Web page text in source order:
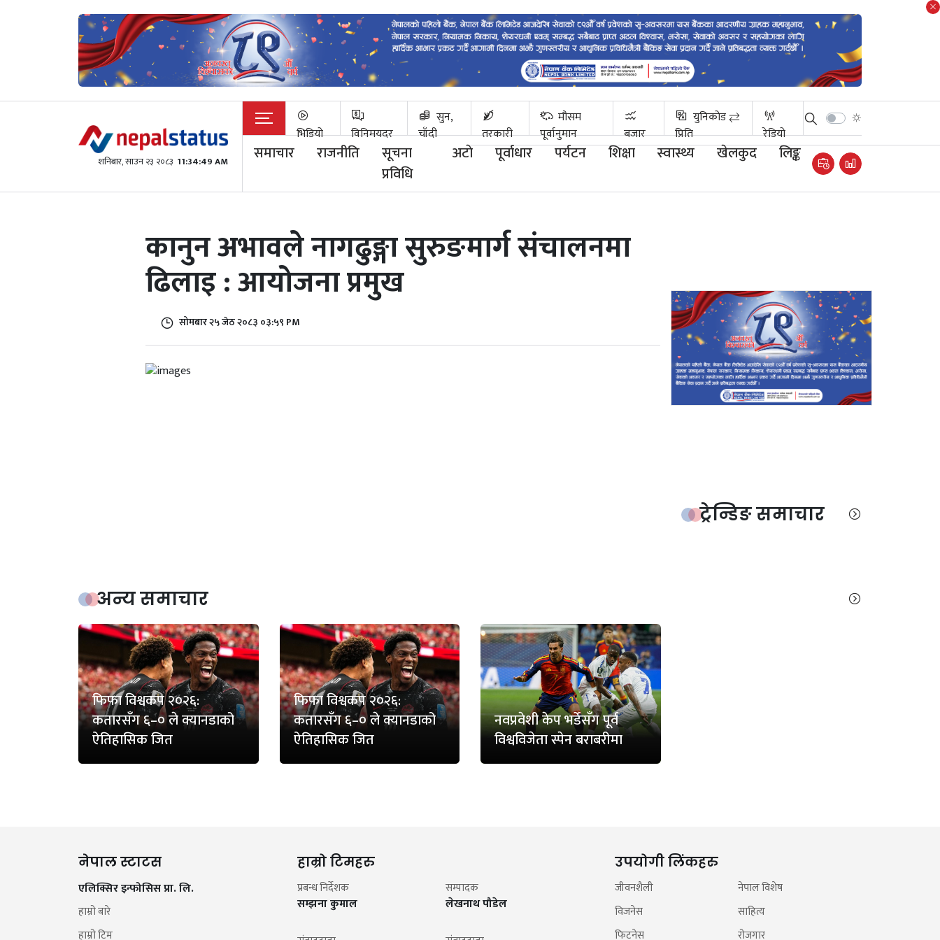
शनिबार, साउन २३ २०८३ 11:34:49 AM
भिडियो विनिमयदर
सुन,
चाँदी
तरकारी
मौसम
पूर्वानुमान
बजार
युनिकोड ⇄
प्रिति
रेडियो
समाचार राजनीति
सूचना
प्रविधि
अटाे पूर्वाधार पर्यटन शिक्षा स्वास्थ्य खेलकुद लिङ्क
कानुन अभावले नागढुङ्गा सुरुङमार्ग संचालनमा
ढिलाइ : आयोजना प्रमुख
सोमबार २५ जेठ २०८३ ०३:५९ PM
ट्रेन्डिङ समाचार
अन्य समाचार
फिफा विश्वकप २०२६:
कतारसँग ६–० ले क्यानडाको
ऐतिहासिक जित
फिफा विश्वकप २०२६:
कतारसँग ६–० ले क्यानडाको
ऐतिहासिक जित
नवप्रवेशी केप भर्डेसँग पूर्व
विश्वविजेता स्पेन बराबरीमा
नेपाल स्टाटस
एलिक्सिर इन्फोसिस प्रा. लि.
हाम्रो बारे
हाम्रो टिम
हाम्रो टिमहरु
प्रबन्ध निर्देशक
सम्झना कुमाल
सम्पादक
लेखनाथ पौडेल
उपयोगी लिंकहरु
जीवनशैली
नेपाल विशेष
विजनेस
साहित्य
फिटनेस
रोजगार